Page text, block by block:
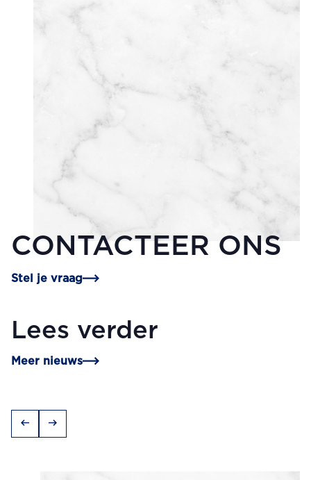
CONTACTEER ONS
Stel je vraag
Lees verder
Meer nieuws
arrow_left_alt arrow_right_alt